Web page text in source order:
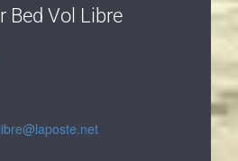
Bed Vol Libre